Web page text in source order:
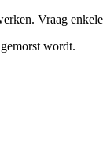
Vraag
wordt.